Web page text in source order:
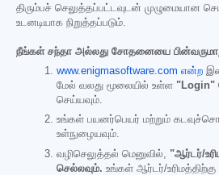
திரும்பச் செலுத்தப்பட்டவுடன் முழுமையான
உடனடியாக நிறுத்தப்படும்.
நீங்கள் சந்தா அல்லது சோதனையை
www.enigmasoftware.com என்ற
மேல் வலது மூலையில் உள்ள "Login"
செய்யவும்.
உங்கள் பயனர்பெயர் மற்றும்
உள்நுழையவும்.
வழிசெலுத்தல் மெனுவில், "ஆர்டர்/
செல்லவும். உங்கள் ஆர்டர்/